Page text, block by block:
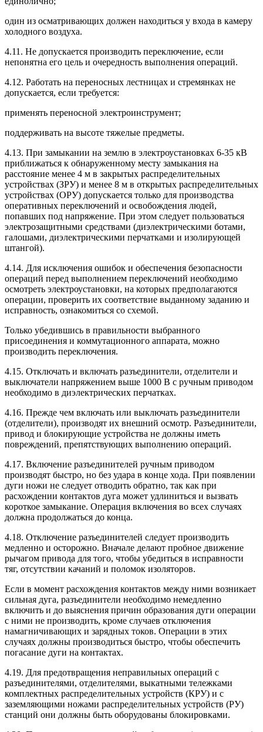
один из осматривающих должен находиться у входа в камеру
холодного воздуха.
4.11. Не допускается производить переключение, если
непонятна его цель и очередность выполнения операций.
4.12. Работать на переносных лестницах и стремянках не
допускается, если требуется:
применять переносной электроинструмент;
поддерживать на высоте тяжелые предметы.
4.13. При замыкании на землю в электроустановках 6-35 кВ
приближаться к обнаруженному месту замыкания на
расстояние менее 4 м в закрытых распределительных
устройствах (ЗРУ) и менее 8 м в открытых распределительных
устройствах (ОРУ) допускается только для производства
оперативных переключений и освобождения людей,
попавших под напряжение. При этом следует пользоваться
электрозащитными средствами (диэлектрическими ботами,
галошами, диэлектрическими перчатками и изолирующей
штангой).
4.14. Для исключения ошибок и обеспечения безопасности
операций перед выполнением переключений необходимо
осмотреть электроустановки, на которых предполагаются
операции, проверить их соответствие выданному заданию и
исправность, ознакомиться со схемой.
Только убедившись в правильности выбранного
присоединения и коммутационного аппарата, можно
производить переключения.
4.15. Отключать и включать разъединители, отделители и
выключатели напряжением выше 1000 В с ручным приводом
необходимо в диэлектрических перчатках.
4.16. Прежде чем включать или выключать разъединители
(отделители), производят их внешний осмотр. Разъединители,
привод и блокирующие устройства не должны иметь
повреждений, препятствующих выполнению операций.
4.17. Включение разъединителей ручным приводом
производят быстро, но без удара в конце хода. При появлении
дуги ножи не следует отводить обратно, так как при
расхождении контактов дуга может удлиниться и вызвать
короткое замыкание. Операция включения во всех случаях
должна продолжаться до конца.
4.18. Отключение разъединителей следует производить
медленно и осторожно. Вначале делают пробное движение
рычагом привода для того, чтобы убедиться в исправности
тяг, отсутствии качаний и поломок изоляторов.
Если в момент расхождения контактов между ними возникает
сильная дуга, разъединители необходимо немедленно
включить и до выяснения причин образования дуги операции
с ними не производить, кроме случаев отключения
намагничивающих и зарядных токов. Операции в этих
случаях должны производиться быстро, чтобы обеспечить
погасание дуги на контактах.
4.19. Для предотвращения неправильных операций с
разъединителями, отделителями, выкатными тележками
комплектных распределительных устройств (КРУ) и с
заземляющими ножами распределительных устройств (РУ)
станций они должны быть оборудованы блокировками.